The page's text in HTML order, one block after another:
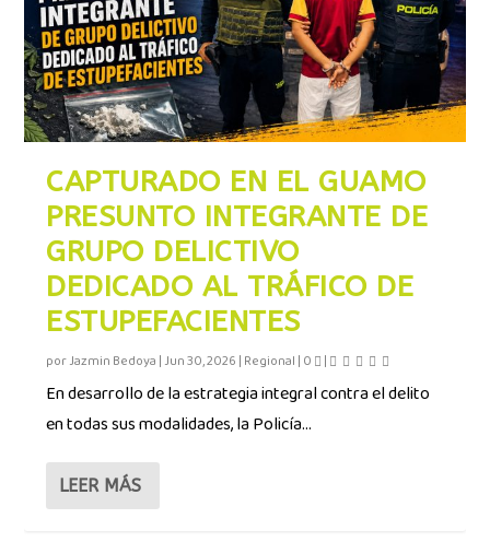
CAPTURADO EN EL GUAMO
PRESUNTO INTEGRANTE DE
GRUPO DELICTIVO
DEDICADO AL TRÁFICO DE
ESTUPEFACIENTES
porJazmin Bedoya | Jun 30, 2026 | Regional | 0 |
En desarrollo de la estrategia integral contra el delito
en todas sus modalidades, la Policía...
LEER MÁS